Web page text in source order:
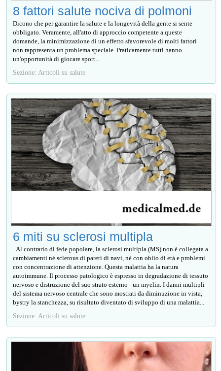
8 fattori salute nociva di polmoni
Dicono che per garantire la salute e la longevità della gente si sente
obbligato. Veramente, all'atto di approccio competente a queste
domande, la minimizzazione di un effetto sfavorevole di molti fattori
non rappresenta un problema speciale. Praticamente tutti hanno
un'opportunità di giocare sport...
Sezione: Articoli su salute
6 miti su sclerosi multipla
Al contrario di fede popolare, la sclerosi multipla (MS) non è collegata a
cambiamenti né sclerous di pareti di navi, né con oblio di età e problemi
con concentrazione di attenzione. Questa malattia ha la natura
autoimmune. Il processo patologico è espresso in degradazione di tessuto
nervoso e distruzione del suo strato esterno - un myelin. I danni multipli
del sistema nervoso centrale che sono mostrati da diminuzione in vista,
bystry la stanchezza, su risultato diventato di sviluppo di una malattia...
Sezione: Articoli su salute